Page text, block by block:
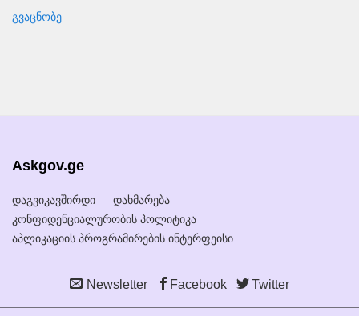
გვაცნობე
Askgov.ge
დაგვიკავშირდი
დახმარება
კონფიდენციალურობის პოლიტიკა
აპლიკაციის პროგრამირების ინტერფეისი
Newsletter Facebook Twitter